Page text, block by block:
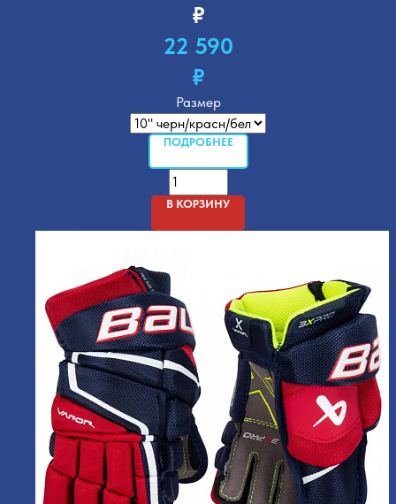
₽
22 590
₽
Размер
ПОДРОБНЕЕ
В КОРЗИНУ